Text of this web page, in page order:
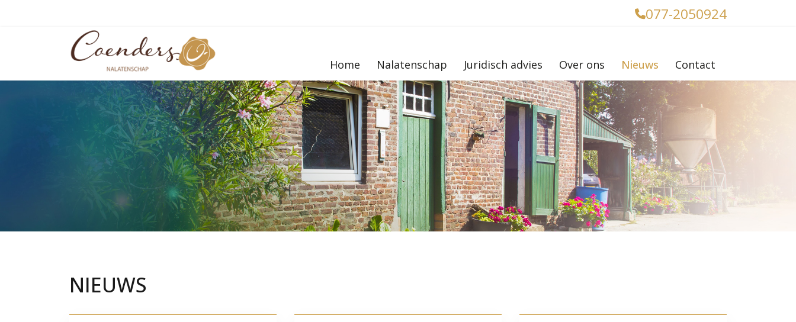
077-2050924
Home Nalatenschap Juridisch advies Over ons Nieuws Contact
NIEUWS